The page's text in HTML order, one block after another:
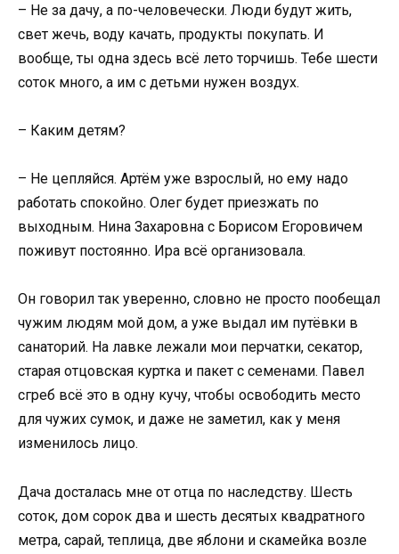
– Не за дачу, а по-человечески. Люди будут жить,
свет жечь, воду качать, продукты покупать. И
вообще, ты одна здесь всё лето торчишь. Тебе шести
соток много, а им с детьми нужен воздух.
– Каким детям?
– Не цепляйся. Артём уже взрослый, но ему надо
работать спокойно. Олег будет приезжать по
выходным. Нина Захаровна с Борисом Егоровичем
поживут постоянно. Ира всё организовала.
Он говорил так уверенно, словно не просто пообещал
чужим людям мой дом, а уже выдал им путёвки в
санаторий. На лавке лежали мои перчатки, секатор,
старая отцовская куртка и пакет с семенами. Павел
сгреб всё это в одну кучу, чтобы освободить место
для чужих сумок, и даже не заметил, как у меня
изменилось лицо.
Дача досталась мне от отца по наследству. Шесть
соток, дом сорок два и шесть десятых квадратного
метра, сарай, теплица, две яблони и скамейка возле